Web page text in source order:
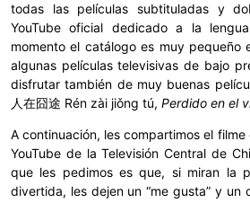
todas las películas subtituladas y
YouTube oficial dedicado a la
momento el catálogo es muy pequeño
algunas películas televisivas de bajo
disfrutar también de muy buenas
人在囧途 Rén zài jiǒng tú, Perdido en el
A continuación, les compartimos el
YouTube de la Televisión Central de
que les pedimos es que, si miran la
divertida, les dejen un “me gusta” y un